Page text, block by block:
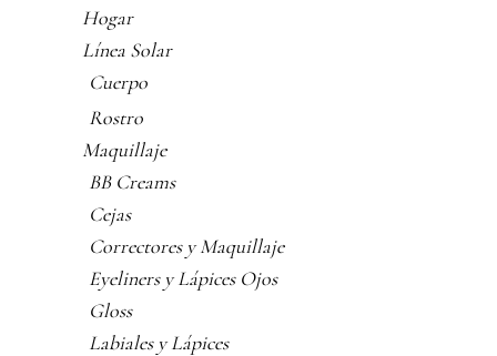
Hogar
Línea Solar
Cuerpo
Rostro
Maquillaje
BB Creams
Cejas
Correctores y Maquillaje
Eyeliners y Lápices Ojos
Gloss
Labiales y Lápices